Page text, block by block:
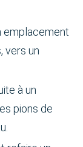
emplacement
vers un
à un
pions de